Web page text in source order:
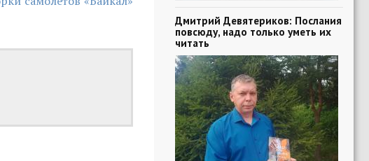
Дмитрий Девятериков: Послания
повсюду, надо только уметь их
читать